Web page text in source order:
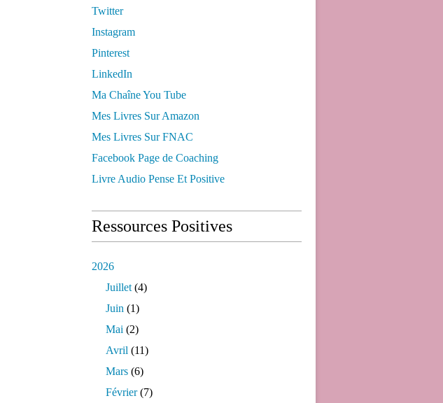
Twitter
Instagram
Pinterest
LinkedIn
Ma Chaîne You Tube
Mes Livres Sur Amazon
Mes Livres Sur FNAC
Facebook Page de Coaching
Livre Audio Pense Et Positive
Ressources Positives
2026
Juillet (4)
Juin (1)
Mai (2)
Avril (11)
Mars (6)
Février(7)